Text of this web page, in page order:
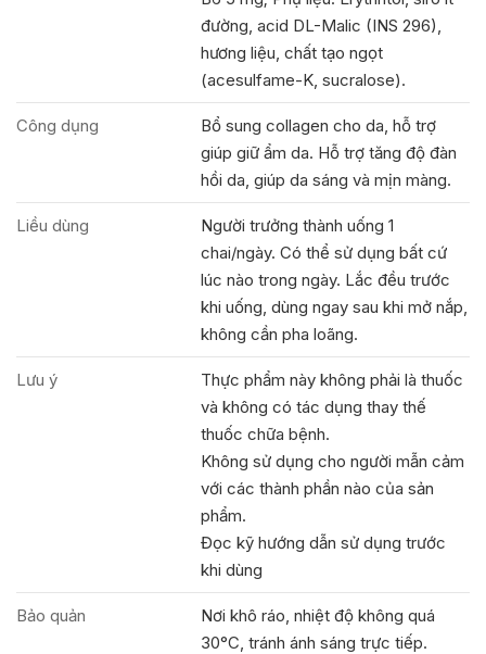
đường, acid DL-Malic (INS 296),
hương liệu, chất tạo ngọt
(acesulfame-K, sucralose).
Công dụng
Bổ sung collagen cho da, hỗ trợ
giúp giữ ẩm da. Hỗ trợ tăng độ đàn
hồi da, giúp da sáng và mịn màng.
Liều dùng
Người trưởng thành uống 1
chai/ngày. Có thể sử dụng bất cứ
lúc nào trong ngày. Lắc đều trước
khi uống, dùng ngay sau khi mở nắp,
không cần pha loãng.
Lưu ý
Thực phẩm này không phải là thuốc
và không có tác dụng thay thế
thuốc chữa bệnh.
Không sử dụng cho người mẫn cảm
với các thành phần nào của sản
phẩm.
Đọc kỹ hướng dẫn sử dụng trước
khi dùng
Bảo quản
Nơi khô ráo, nhiệt độ không quá
30°C, tránh ánh sáng trực tiếp.